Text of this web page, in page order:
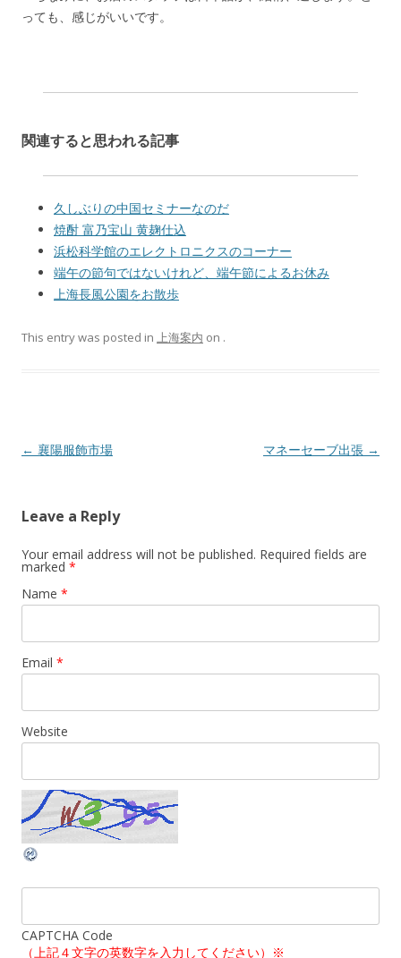
っても、感じがいいです。
関連すると思われる記事
久しぶりの中国セミナーなのだ
焼酎 富乃宝山 黄麹仕込
浜松科学館のエレクトロニクスのコーナー
端午の節句ではないけれど、端午節によるお休み
上海長風公園をお散歩
This entry was posted in 上海案内 on .
Post navigation
← 襄陽服飾市場 マネーセーブ出張 →
Leave a Reply
Your email address will not be published. Required fields are
marked *
Name *
Email *
Website
CAPTCHA Code
（上記４文字の英数字を入力してください）※